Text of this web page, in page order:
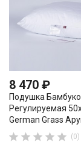
8 470 ₽
Подушка
Регулируемая
German Grass
     (0)